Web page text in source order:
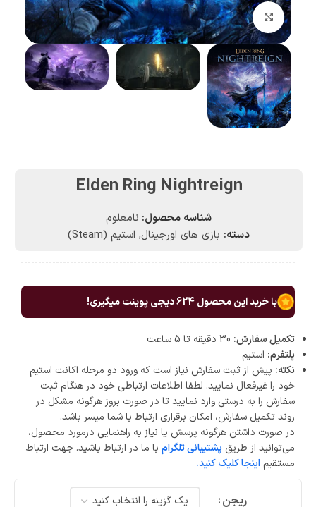
بزرگنمایی تصویر
Elden Ring Nightreign
شناسه محصول: نامعلوم
دسته: بازی های اورجینال, استیم (Steam)
با خرید این محصول624دیجی پوینت میگیری!
تکمیل سفارش:
پلتفرم: استیم
نکته: پیش از ثبت سفارش نیاز است که ورود دو مرحله اکانت استیم
خود را غیرفعال نمایید. لطفا اطلاعات ارتباطی خود در هنگام ثبت
سفارش را به درستی وارد نمایید تا در صورت بروز هرگونه مشکل در
روند تکمیل سفارش، امکان برقراری ارتباط با شما میسر باشد.
در صورت داشتن هرگونه پرسش یا نیاز به راهنمایی درمورد محصول،
می‌توانید از طریق پشتیبانی تلگرام با ما در ارتباط باشید. جهت ارتباط
مستقیم اینجا کلیک کنید.
ریجن